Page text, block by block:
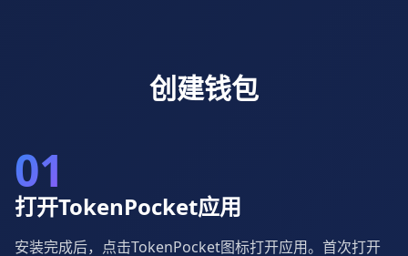
创建钱包
01
打开TokenPocket应用
安装完成后，点击TokenPocket图标打开应用。首次打开